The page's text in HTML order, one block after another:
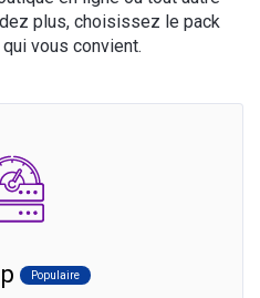
plus, choisissez le pack
vous convient.
Populaire